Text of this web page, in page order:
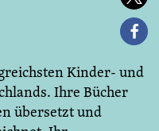
Kinder- und
Ihre Bücher
übersetzt und